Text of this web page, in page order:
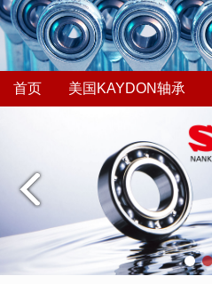
首页 美国KAYDON轴承